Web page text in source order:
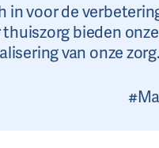
in voor de
thuiszorg bieden
van onze